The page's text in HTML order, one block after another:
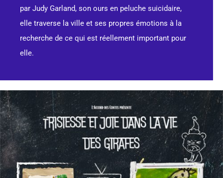
par Judy Garland, son ours en peluche suicidaire,
elle traverse la ville et ses propres émotions à la
recherche de ce qui est réellement important pour
elle.